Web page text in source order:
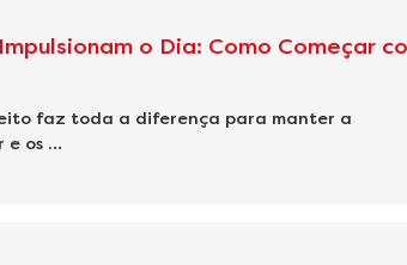
o Dia: Como Começar
faz toda a diferença para manter a
e os …